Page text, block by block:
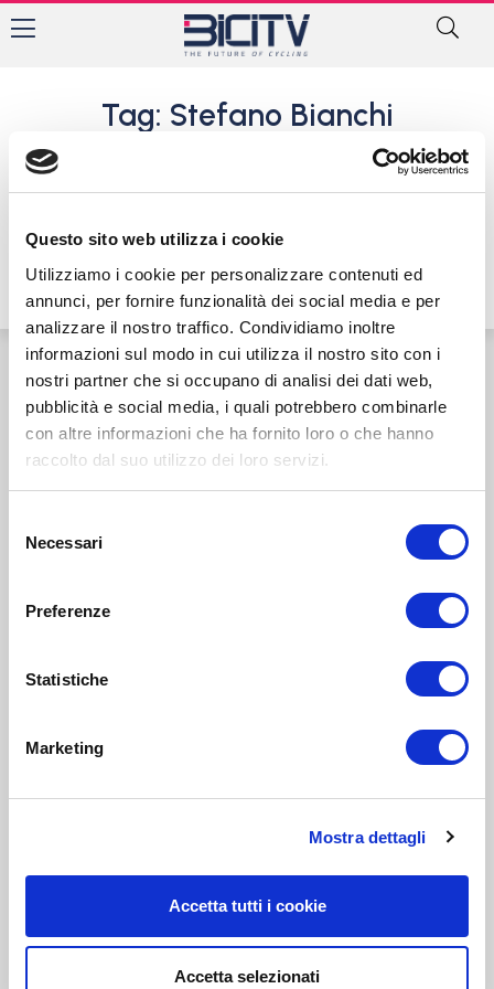
Questo sito web utilizza i cookie
Utilizziamo i cookie per personalizzare contenuti ed
annunci, per fornire funzionalità dei social media e per
analizzare il nostro traffico. Condividiamo inoltre
informazioni sul modo in cui utilizza il nostro sito con i
nostri partner che si occupano di analisi dei dati web,
pubblicità e social media, i quali potrebbero combinarle
con altre informazioni che ha fornito loro o che hanno
raccolto dal suo utilizzo dei loro servizi.
delNecessari
Preferenze
Statistiche
Marketing
Mostra dettagli
Accetta tutti i cookie
Accetta selezionati
Tag: Stefano Bianchi
BG Cup Lombardia: i risultati
della settima prova di Fiorine
24 Luglio 2018